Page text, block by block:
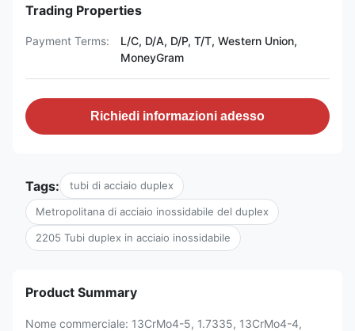
Trading Properties
Payment Terms:
L/C, D/A, D/P, T/T, Western Union,
MoneyGram
Richiedi informazioni adesso
Tags: tubi di acciaio duplex
Metropolitana di acciaio inossidabile del duplex
2205 Tubi duplex in acciaio inossidabile
Product Summary
Nome commerciale: 13CrMo4-5, 1.7335, 13CrMo4-4,